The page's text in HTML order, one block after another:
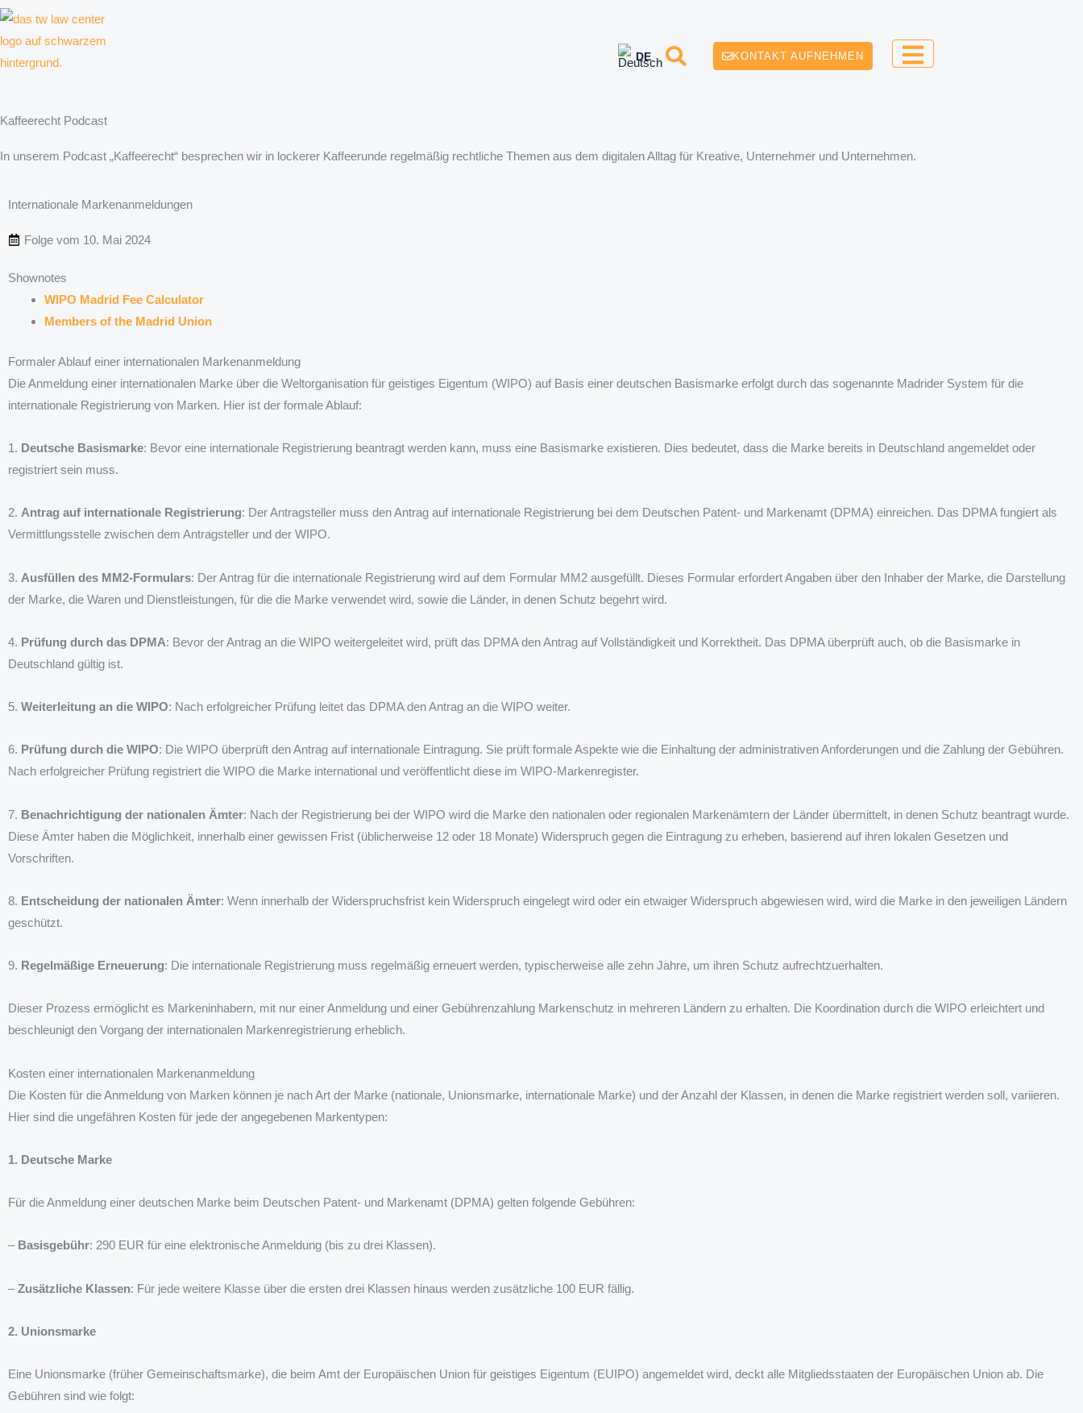
Zum
KONTAKT AUFNEHMEN
Kaffeerecht Podcast
In unserem Podcast „Kaffeerecht“ besprechen wir in lockerer Kaffeerunde regelmäßig rechtliche Themen aus dem digitalen Alltag für Kreative, Unternehmer und Unternehmen.
Internationale Markenanmeldungen
Folge vom 10. Mai 2024
Shownotes
WIPO Madrid Fee Calculator
Members of the Madrid Union
Formaler Ablauf einer internationalen Markenanmeldung
Die Anmeldung einer internationalen Marke über die Weltorganisation für geistiges Eigentum (WIPO) auf Basis einer deutschen Basismarke erfolgt durch das sogenannte Madrider System für die
internationale Registrierung von Marken. Hier ist der formale Ablauf:
1. Deutsche Basismarke: Bevor eine internationale Registrierung beantragt werden kann, muss eine Basismarke existieren. Dies bedeutet, dass die Marke bereits in Deutschland angemeldet oder
registriert sein muss.
2. Antrag auf internationale Registrierung: Der Antragsteller muss den Antrag auf internationale Registrierung bei dem Deutschen Patent- und Markenamt (DPMA) einreichen. Das DPMA fungiert als
Vermittlungsstelle zwischen dem Antragsteller und der WIPO.
3. Ausfüllen des MM2-Formulars: Der Antrag für die internationale Registrierung wird auf dem Formular MM2 ausgefüllt. Dieses Formular erfordert Angaben über den Inhaber der Marke, die Darstellung
der Marke, die Waren und Dienstleistungen, für die die Marke verwendet wird, sowie die Länder, in denen Schutz begehrt wird.
4. Prüfung durch das DPMA: Bevor der Antrag an die WIPO weitergeleitet wird, prüft das DPMA den Antrag auf Vollständigkeit und Korrektheit. Das DPMA überprüft auch, ob die Basismarke in
Deutschland gültig ist.
5. Weiterleitung an die WIPO: Nach erfolgreicher Prüfung leitet das DPMA den Antrag an die WIPO weiter.
6. Prüfung durch die WIPO: Die WIPO überprüft den Antrag auf internationale Eintragung. Sie prüft formale Aspekte wie die Einhaltung der administrativen Anforderungen und die Zahlung der Gebühren.
Nach erfolgreicher Prüfung registriert die WIPO die Marke international und veröffentlicht diese im WIPO-Markenregister.
7. Benachrichtigung der nationalen Ämter: Nach der Registrierung bei der WIPO wird die Marke den nationalen oder regionalen Markenämtern der Länder übermittelt, in denen Schutz beantragt wurde.
Diese Ämter haben die Möglichkeit, innerhalb einer gewissen Frist (üblicherweise 12 oder 18 Monate) Widerspruch gegen die Eintragung zu erheben, basierend auf ihren lokalen Gesetzen und
Vorschriften.
8. Entscheidung der nationalen Ämter: Wenn innerhalb der Widerspruchsfrist kein Widerspruch eingelegt wird oder ein etwaiger Widerspruch abgewiesen wird, wird die Marke in den jeweiligen Ländern
geschützt.
9. Regelmäßige Erneuerung: Die internationale Registrierung muss regelmäßig erneuert werden, typischerweise alle zehn Jahre, um ihren Schutz aufrechtzuerhalten.
Dieser Prozess ermöglicht es Markeninhabern, mit nur einer Anmeldung und einer Gebührenzahlung Markenschutz in mehreren Ländern zu erhalten. Die Koordination durch die WIPO erleichtert und
beschleunigt den Vorgang der internationalen Markenregistrierung erheblich.
Kosten einer internationalen Markenanmeldung
Die Kosten für die Anmeldung von Marken können je nach Art der Marke (nationale, Unionsmarke, internationale Marke) und der Anzahl der Klassen, in denen die Marke registriert werden soll, variieren.
Hier sind die ungefähren Kosten für jede der angegebenen Markentypen:
1. Deutsche Marke
Für die Anmeldung einer deutschen Marke beim Deutschen Patent- und Markenamt (DPMA) gelten folgende Gebühren:
– Basisgebühr: 290 EUR für eine elektronische Anmeldung (bis zu drei Klassen).
–Zusätzliche Klassen: Für jede weitere Klasse über die ersten drei Klassen hinaus werden zusätzliche 100 EUR fällig.
2. Unionsmarke
Eine Unionsmarke (früher Gemeinschaftsmarke), die beim Amt der Europäischen Union für geistiges Eigentum (EUIPO) angemeldet wird, deckt alle Mitgliedsstaaten der Europäischen Union ab. Die
Gebühren sind wie folgt: